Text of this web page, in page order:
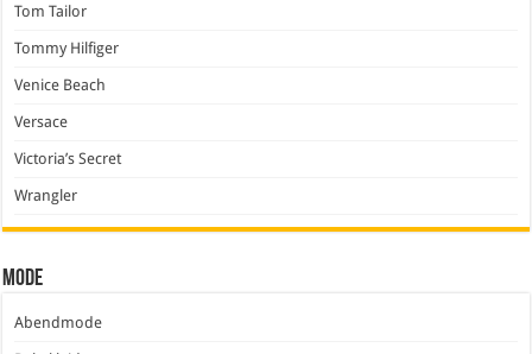
Tom Tailor
Tommy Hilfiger
Venice Beach
Versace
Victoria’s Secret
Wrangler
Mode
Abendmode